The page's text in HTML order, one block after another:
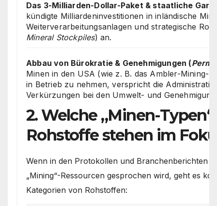
Das 3-Milliarden-Dollar-Paket & staatliche
kündigte Milliardeninvestitionen in inländische
Weiterverarbeitungsanlagen und strategische
Mineral Stockpiles) an.
Abbau von Bürokratie & Genehmigungen (
Minen in den USA (wie z. B. das Ambler-Mining-
in Betrieb zu nehmen, verspricht die
Verkürzungen bei den Umwelt- und
2. Welche „Minen-
Rohstoffe stehen im
Wenn in den Protokollen und Branchenberichten
„Mining“-Ressourcen gesprochen wird, geht es
Kategorien von Rohstoffen: